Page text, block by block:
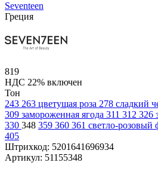
Seventeen
Греция
819
НДС 22% включен
Тон
243 263 цветущая роза 278 сладкий
309 замороженная ягода 311 312 326
330 348 359 360 361 светло-розовый
405
Штрихкод: 5201641696934
Артикул: 51155348